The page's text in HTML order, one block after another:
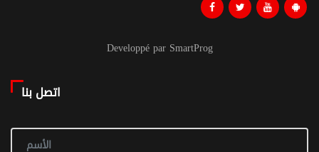
Developpé par SmartProg
اتصل بنا